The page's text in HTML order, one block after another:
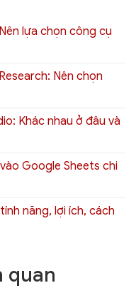
lựa chọn công cụ
Nên chọn
Khác nhau ở đâu và
Google Sheets chi
năng, lợi ích, cách
quan